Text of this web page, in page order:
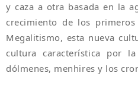
y caza a otra basada en la
crecimiento de los
Megalitismo, esta nueva
cultura característica por
dólmenes, menhires y los